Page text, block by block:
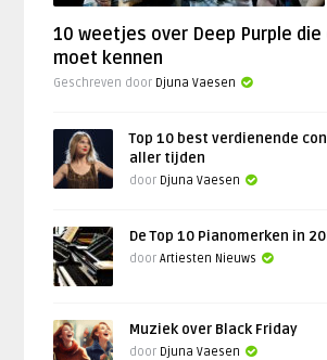
10 weetjes over Deep Purple
moet kennen
Geschreven door Djuna Vaesen
Top 10 best verdienende
aller tijden
door Djuna Vaesen
De Top 10 Pianomerken in
doorArtiesten Nieuws
Muziek over Black Friday
door Djuna Vaesen